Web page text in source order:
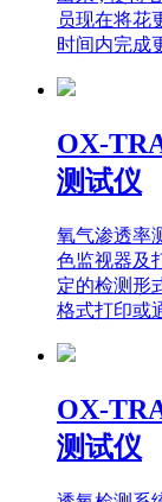
时间内完成
测试仪
氧气渗透率
色监视器及
定的检测形
格式打印或
OX-
测试仪
透氧检测系
视器及打印